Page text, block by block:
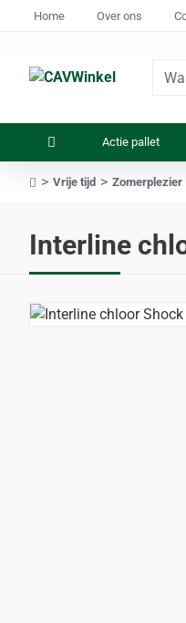
Home Over ons
Waar
op
Actie pallet
Interline
Vrije tijd Zomerplezier